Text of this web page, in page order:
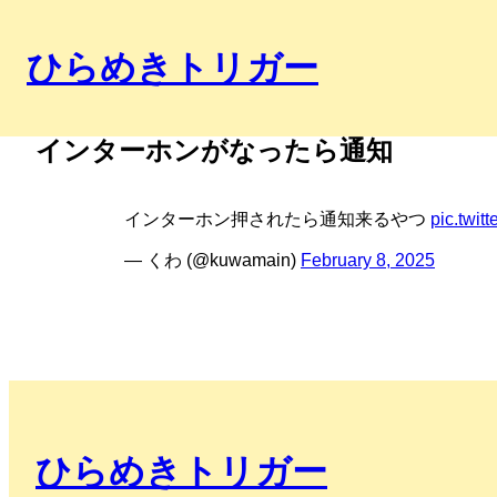
ひらめきトリガー
インターホンがなったら通知
インターホン押されたら通知来るやつ
— くわ (@kuwamain) February 8, 2025
ひらめきトリガー